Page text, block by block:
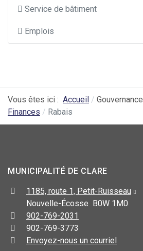
Service de bâtiment
Emplois
Vous êtes ici : Accueil Gouvernance
Finances
Rabais
MUNICIPALITÉ DE CLARE
1185, route 1, Petit-Ruisseau
Nouvelle-Écosse B0W 1M0
902-769-2031
902-769-3773
Envoyez-nous un courriel